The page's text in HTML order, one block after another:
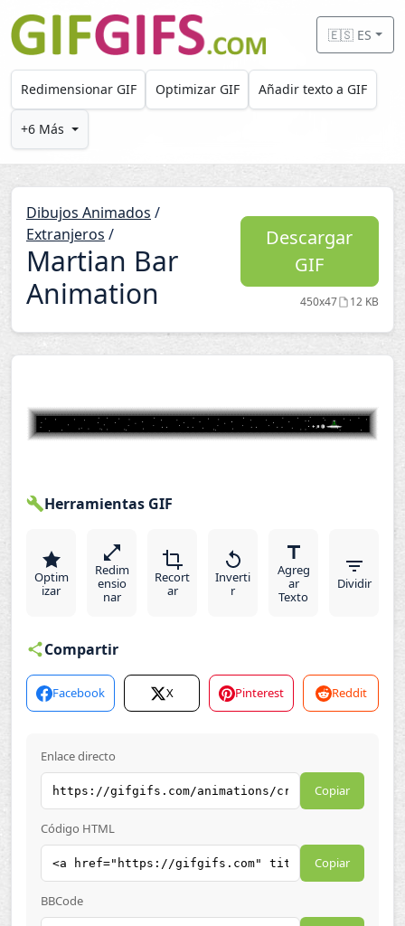
Skip to main content
🇪🇸 ES
Redimensionar GIF Optimizar GIF Añadir texto a GIF
+6 Más
Dibujos Animados /
Extranjeros /
Martian Bar
Animation
Descargar
GIF
450x47 12 KB
Herramientas GIF
Optim
izar
Redim
ensio
nar
Recort
ar
Inverti
r
Agreg
ar
Texto
Dividir
Compartir
Facebook X Pinterest Reddit
Enlace directo
Copiar
Código HTML
Copiar
BBCode